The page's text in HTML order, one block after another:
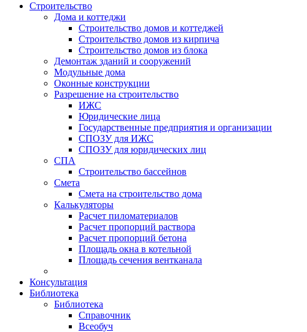
Строительство
Дома и коттеджи
Строительство домов и коттеджей
Строительство домов из кирпича
Строительство домов из блока
Демонтаж зданий и сооружений
Модульные дома
Оконные конструкции
Разрешение на строительство
ИЖС
Юридические лица
Государственные предприятия и организации
СПОЗУ для ИЖС
СПОЗУ для юридических лиц
СПА
Строительство бассейнов
Смета
Смета на строительство дома
Калькуляторы
Расчет пиломатериалов
Расчет пропорций раствора
Расчет пропорций бетона
Площадь окна в котельной
Площадь сечения вентканала
Консультация
Библиотека
Библиотека
Справочник
Всеобуч